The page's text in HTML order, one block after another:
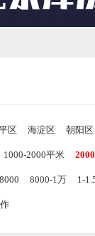
区 海淀区 朝阳区
1000-2000平米
8000-1万 1-